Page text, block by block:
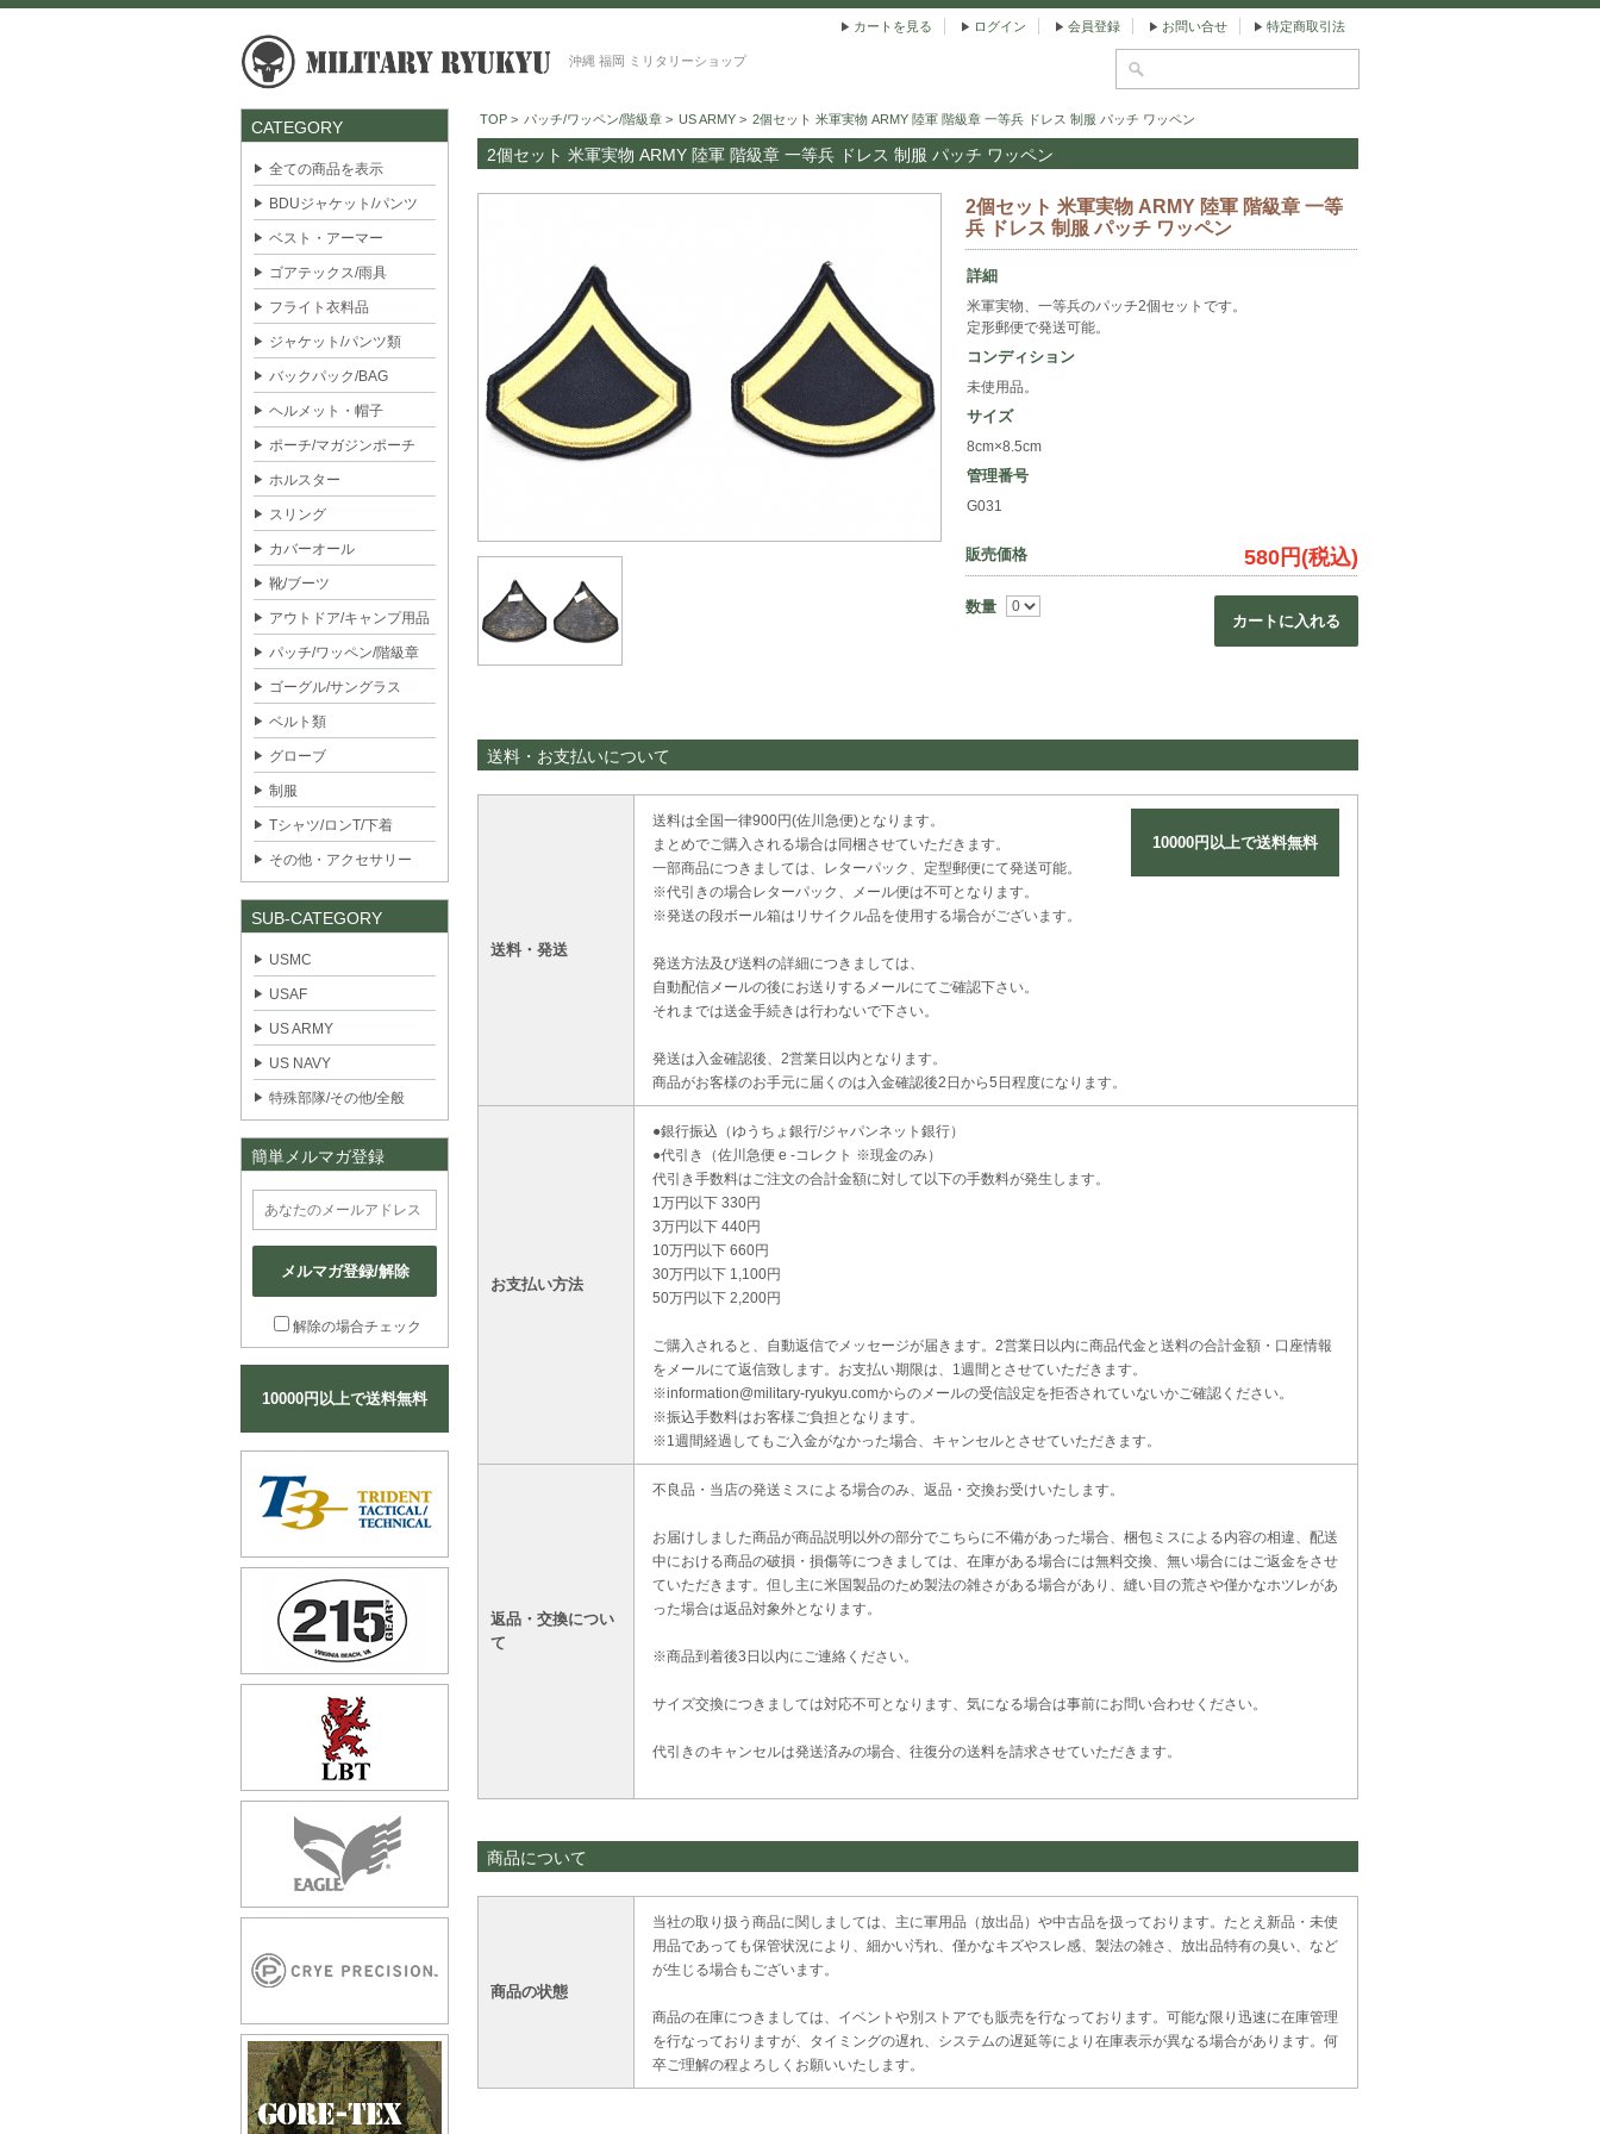
沖縄 福岡 ミリタリーショップ
カートを見る ログイン 会員登録 お問い合せ 特定商取引法
CATEGORY
全ての商品を表示
BDUジャケット/パンツ
ベスト・アーマー
ゴアテックス/雨具
フライト衣料品
ジャケット/パンツ類
バックパック/BAG
ヘルメット・帽子
ポーチ/マガジンポーチ
ホルスター
スリング
カバーオール
靴/ブーツ
アウトドア/キャンプ用品
パッチ/ワッペン/階級章
ゴーグル/サングラス
ベルト類
グローブ
制服
Tシャツ/ロンT/下着
その他・アクセサリー
SUB-CATEGORY
USMC
USAF
US ARMY
US NAVY
特殊部隊/その他/全般
簡単メルマガ登録
メルマガ登録/解除
解除の場合チェック
10000円以上で送料無料
TOP > パッチ/ワッペン/階級章 > US ARMY > 2個セット 米軍実物 ARMY 陸軍 階級章 一等兵 ドレス 制服 パッチ ワッペン
2個セット 米軍実物 ARMY 陸軍 階級章 一等兵 ドレス 制服 パッチ ワッペン
2個セット 米軍実物 ARMY 陸軍 階級章 一等
兵 ドレス 制服 パッチ ワッペン
詳細
米軍実物、一等兵のパッチ2個セットです。
定形郵便で発送可能。
コンディション
未使用品。
サイズ
8cm×8.5cm
管理番号
G031
販売価格 580円(税込)
数量
カートに入れる
送料・お支払いについて
送料・発送
10000円以上で送料無料
送料は全国一律900円(佐川急便)となります。
まとめでご購入される場合は同梱させていただきます。
一部商品につきましては、レターパック、定型郵便にて発送可能。
※代引きの場合レターパック、メール便は不可となります。
※発送の段ボール箱はリサイクル品を使用する場合がございます。
発送方法及び送料の詳細につきましては、
自動配信メールの後にお送りするメールにてご確認下さい。
それまでは送金手続きは行わないで下さい。
発送は入金確認後、2営業日以内となります。
商品がお客様のお手元に届くのは入金確認後2日から5日程度になります。
お支払い方法
●銀行振込（ゆうちょ銀行/ジャパンネット銀行）
●代引き（佐川急便 e -コレクト ※現金のみ）
代引き手数料はご注文の合計金額に対して以下の手数料が発生します。
1万円以下 330円
3万円以下 440円
10万円以下 660円
30万円以下 1,100円
50万円以下 2,200円
ご購入されると、自動返信でメッセージが届きます。2営業日以内に商品代金と送料の合計金額・口座情報
をメールにて返信致します。お支払い期限は、1週間とさせていただきます。
※information@military-ryukyu.comからのメールの受信設定を拒否されていないかご確認ください。
※振込手数料はお客様ご負担となります。
※1週間経過してもご入金がなかった場合、キャンセルとさせていただきます。
返品・交換につい
て
不良品・当店の発送ミスによる場合のみ、返品・交換お受けいたします。
お届けしました商品が商品説明以外の部分でこちらに不備があった場合、梱包ミスによる内容の相違、配送
中における商品の破損・損傷等につきましては、在庫がある場合には無料交換、無い場合にはご返金をさせ
ていただきます。但し主に米国製品のため製法の雑さがある場合があり、縫い目の荒さや僅かなホツレがあ
った場合は返品対象外となります。
※商品到着後3日以内にご連絡ください。
サイズ交換につきましては対応不可となります、気になる場合は事前にお問い合わせください。
代引きのキャンセルは発送済みの場合、往復分の送料を請求させていただきます。
商品について
商品の状態
当社の取り扱う商品に関しましては、主に軍用品（放出品）や中古品を扱っております。たとえ新品・未使
用品であっても保管状況により、細かい汚れ、僅かなキズやスレ感、製法の雑さ、放出品特有の臭い、など
が生じる場合もございます。
商品の在庫につきましては、イベントや別ストアでも販売を行なっております。可能な限り迅速に在庫管理
を行なっておりますが、タイミングの遅れ、システムの遅延等により在庫表示が異なる場合があります。何
卒ご理解の程よろしくお願いいたします。